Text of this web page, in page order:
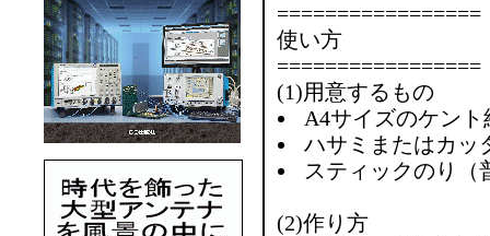
=================
使い方
=================
(1)用意するもの
A4サイズのケン
ハサミまたはカッ
スティックのり（
(2)作り方